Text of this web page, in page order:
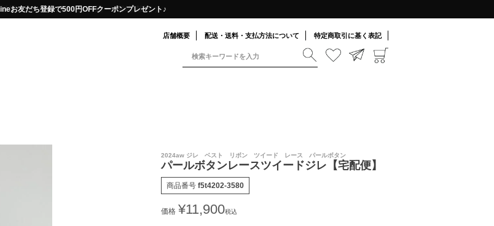
送料一律290円（北海道・沖縄・一部地域除く）
店舗概要 配送・送料・支払方法について 特定商取引に基く表記
2024aw ジレ ベスト リボン ツイード レース パールボタン
パールボタンレースツイードジレ【宅配便】
商品番号 f5t4202-3580
価格 ¥11,900税込